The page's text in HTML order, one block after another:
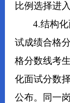
比例选择进
4.结构
试成绩合格
格分数线考
化面试分数
公布。同一